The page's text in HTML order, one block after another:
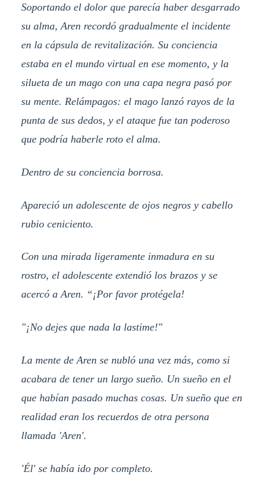
Soportando el dolor que parecía haber desgarrado
su alma, Aren recordó gradualmente el incidente
en la cápsula de revitalización. Su conciencia
estaba en el mundo virtual en ese momento, y la
silueta de un mago con una capa negra pasó por
su mente. Relámpagos: el mago lanzó rayos de la
punta de sus dedos, y el ataque fue tan poderoso
que podría haberle roto el alma.
Dentro de su conciencia borrosa.
Apareció un adolescente de ojos negros y cabello
rubio ceniciento.
Con una mirada ligeramente inmadura en su
rostro, el adolescente extendió los brazos y se
acercó a Aren. “¡Por ​​favor protégela!
"¡No dejes que nada la lastime!"
La mente de Aren se nubló una vez más, como si
acabara de tener un largo sueño. Un sueño en el
que habían pasado muchas cosas. Un sueño que en
realidad eran los recuerdos de otra persona
llamada 'Aren'.
'Él' se había ido por completo.